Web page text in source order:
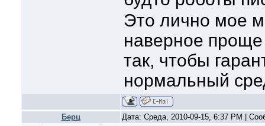
Это лично мое
наверное
так, чтобы
нормальный
Берц Дата: Среда, 2010-09-15, 6:37 PM |